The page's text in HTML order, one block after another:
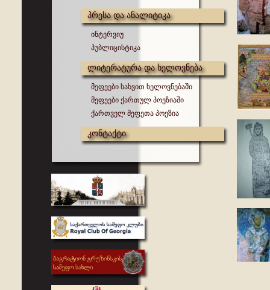
პრესა და ანალიტიკა
ინტერვიუ
პუბლიცისტიკა
ლიტერატურა და ხელოვნება
მეფეები სახვით ხელოვნებაში
მეფეები ქართულ პოეზიაში
ქართველ მეფეთა პოეზია
კონტაქტი